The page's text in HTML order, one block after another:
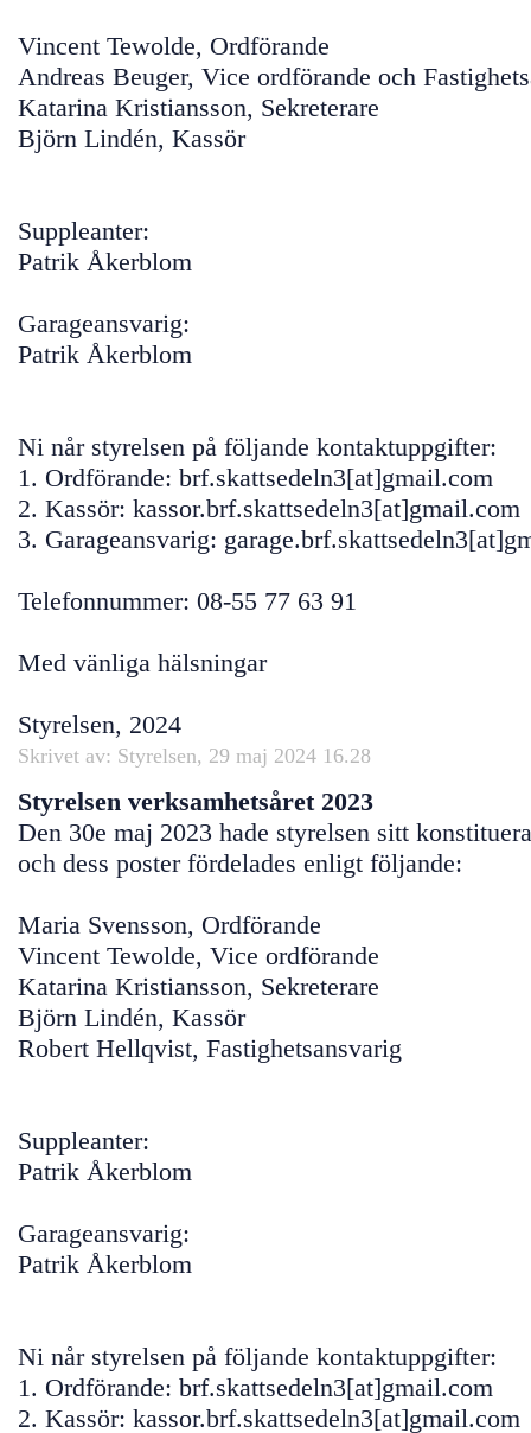
Vincent Tewolde, Ordförande
Andreas Beuger, Vice ordförande och
Katarina Kristiansson, Sekreterare
Björn Lindén, Kassör
Suppleanter:
Patrik Åkerblom
Garageansvarig:
Patrik Åkerblom
Ni når styrelsen på följande kontaktuppgifter:
1. Ordförande: brf.skattsedeln3[at]gmail.com
2. Kassör: kassor.brf.skattsedeln3[at]gmail.com
3. Garageansvarig:
Telefonnummer: 08-55 77 63 91
Med vänliga hälsningar
Styrelsen, 2024
Skrivet av: Styrelsen, 29 maj 2024 16.28
Styrelsen verksamhetsåret 2023
Den 30e maj 2023 hade styrelsen sitt
och dess poster fördelades enligt följande:
Maria Svensson, Ordförande
Vincent Tewolde, Vice ordförande
Katarina Kristiansson, Sekreterare
Björn Lindén, Kassör
Robert Hellqvist, Fastighetsansvarig
Suppleanter:
Patrik Åkerblom
Garageansvarig:
Patrik Åkerblom
Ni når styrelsen på följande kontaktuppgifter:
1. Ordförande: brf.skattsedeln3[at]gmail.com
2. Kassör: kassor.brf.skattsedeln3[at]gmail.com